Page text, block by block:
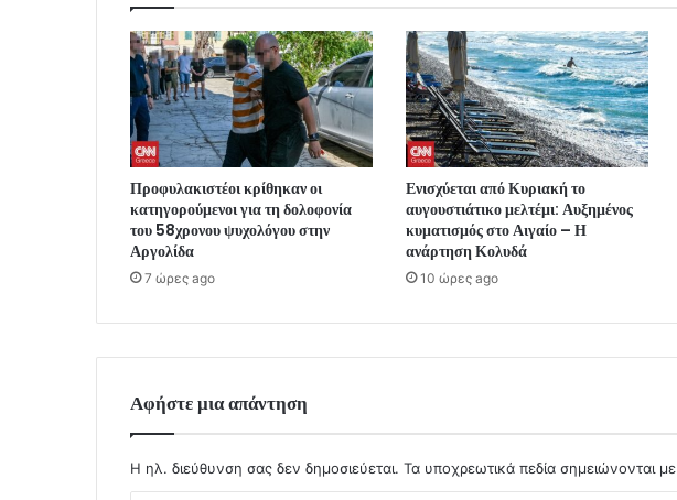
Προφυλακιστέοι κρίθηκαν οι
κατηγορούμενοι για τη δολοφονία
του 58χρονου ψυχολόγου στην
Αργολίδα
7 ώρες ago
Ενισχύεται από Κυριακή το
αυγουστιάτικο μελτέμι: Αυξημένος
κυματισμός στο Αιγαίο – Η
ανάρτηση Κολυδά
10 ώρες ago
Αφήστε μια απάντηση
Η ηλ. διεύθυνση σας δεν δημοσιεύεται. Τα υποχρεωτικά πεδία σημειώνονται με